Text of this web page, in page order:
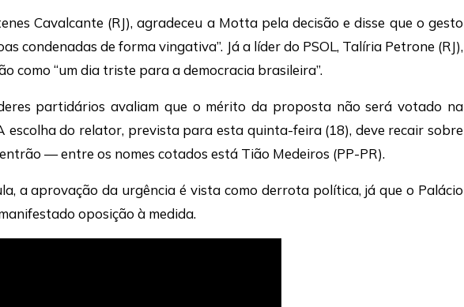
Cavalcante (RJ), agradeceu a Motta pela decisão e disse que o gesto
condenadas de forma vingativa”. Já a líder do PSOL, Talíria Petrone (RJ),
como “um dia triste para a democracia brasileira”.
partidários avaliam que o mérito da proposta não será votado na
escolha do relator, prevista para esta quinta-feira (18), deve recair sobre
— entre os nomes cotados está Tião Medeiros (PP-PR).
a aprovação da urgência é vista como derrota política, já que o Palácio
oposição à medida.